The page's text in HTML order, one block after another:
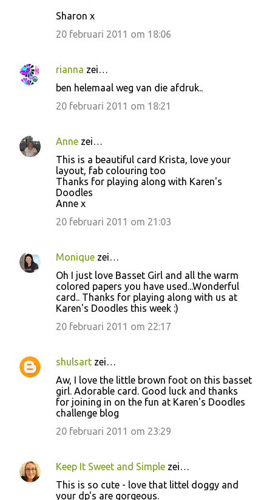
Sharon x
20 februari 2011 om 18:06
rianna zei…
ben helemaal weg van die afdruk..
20 februari 2011 om 18:21
Anne zei…
This is a beautiful card Krista, love your
layout, fab colouring too
Thanks for playing along with Karen's
Doodles
Anne x
20 februari 2011 om 21:03
Monique zei…
Oh I just love Basset Girl and all the warm
colored papers you have used...Wonderful
card.. Thanks for playing along with us at
Karen's Doodles this week :)
20 februari 2011 om 22:17
shulsart zei…
Aw, I love the little brown foot on this basset
girl. Adorable card. Good luck and thanks
for joining in on the fun at Karen's Doodles
challenge blog
20 februari 2011 om 23:29
Keep It Sweet and Simple zei…
This is so cute - love that littel doggy and
your dp's are gorgeous.